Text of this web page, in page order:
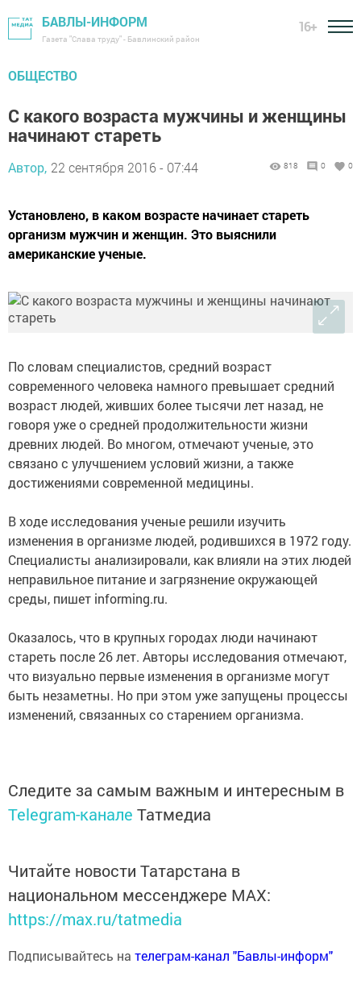
БАВЛЫ-ИНФОРМ
Газета "Слава труду" - Бавлинский район
16+
ОБЩЕСТВО
С какого возраста мужчины и женщины
начинают стареть
Автор, 22 сентября 2016 - 07:44 818 0 0
Установлено, в каком возрасте начинает стареть
организм мужчин и женщин. Это выяснили
американские ученые.
По словам специалистов, средний возраст
современного человека намного превышает средний
возраст людей, живших более тысячи лет назад, не
говоря уже о средней продолжительности жизни
древних людей. Во многом, отмечают ученые, это
связано с улучшением условий жизни, а также
достижениями современной медицины.
В ходе исследования ученые решили изучить
изменения в организме людей, родившихся в 1972 году.
Специалисты анализировали, как влияли на этих людей
неправильное питание и загрязнение окружающей
среды, пишет informing.ru.
Оказалось, что в крупных городах люди начинают
стареть после 26 лет. Авторы исследования отмечают,
что визуально первые изменения в организме могут
быть незаметны. Но при этом уже запущены процессы
изменений, связанных со старением организма.
Следите за самым важным и интересным в
Telegram-канале Татмедиа
Читайте новости Татарстана в
национальном мессенджере MАХ:
https://max.ru/tatmedia
Подписывайтесь на телеграм-канал "Бавлы-информ"